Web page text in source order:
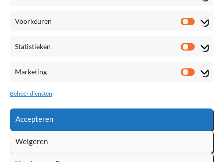
Voorkeuren
Statistieken
Marketing
Beheer diensten
Accepteren
Weigeren